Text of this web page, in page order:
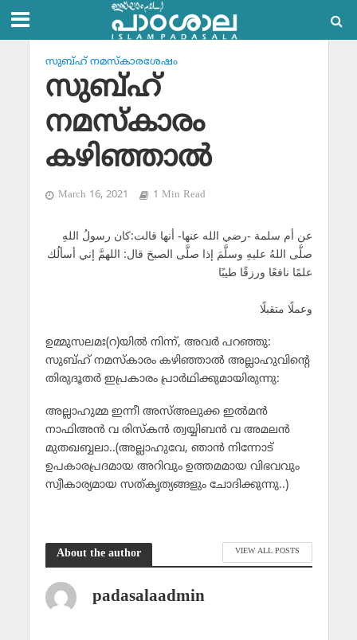
സുബ്ഹ് നമസ്‌കാരശേഷം
സുബ്ഹ്
നമസ്‌കാരം
കഴിഞ്ഞാല്‍
March 16, 2021 1 Min Read
عن أم سلمة -رضي الله عنها- أنها قالت:كان رسولُ اللهِ
صلَّى اللهُ عليهِ وسلَّمَ إذا صلَّى الصبحَ قال: اللهمَّ إني أسألُك
علمًا نافعًا ورزقًا طيبًا
وعملًا متقبلًا
ഉമ്മുസലമഃ(റ)യില്‍ നിന്ന്, അവര്‍ പറഞ്ഞു:
സുബ്ഹ് നമസ്‌കാരം കഴിഞ്ഞാല്‍ അല്ലാഹുവിന്റെ
തിരുദൂതര്‍ ഇപ്രകാരം പ്രാര്‍ഥിക്കുമായിരുന്നു:
അല്ലാഹുമ്മ ഇന്നീ അസ്അലുക്ക ഇല്‍മന്‍
നാഫിഅന്‍ വ രിസ്‌കന്‍ ത്വയ്യിബന്‍ വ അമലന്‍
മുതഖബ്ബലാ..(അല്ലാഹുവേ, ഞാന്‍ നിന്നോട്
ഉപകാരപ്രദമായ അറിവും ഉത്തമമായ വിഭവവും
സ്വീകാര്യമായ സത്കൃത്യങ്ങളും ചോദിക്കുന്നു..)
About the author VIEW ALL POSTS
padasalaadmin